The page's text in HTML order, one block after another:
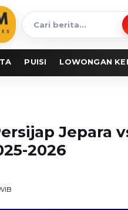
Cari
berita
PUISI LOWONGAN
Jepara
2026